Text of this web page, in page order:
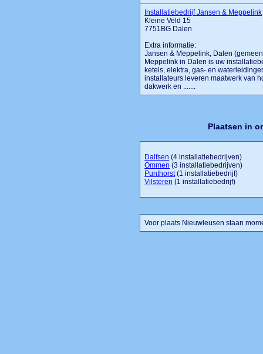
Installatiebedrijf Jansen & Meppelink
Kleine Veld 15
7751BG Dalen
Extra informatie:
Jansen & Meppelink, Dalen
Meppelink in Dalen is uw
ketels, elektra, gas- en
installateurs leveren maatwerk van
dakwerk en .......
Plaatsen in
Dalfsen (4 installatiebedrijven)
Ommen (3 installatiebedrijven)
Punthorst(1 installatiebedrijf)
Vilsteren (1 installatiebedrijf)
Voor plaats Nieuwleusen staan